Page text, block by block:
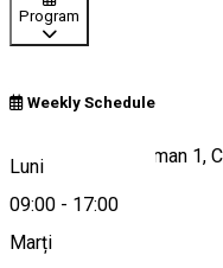
Program
Weekly Schedule
Luni
09:00 - 17:00
Marți
Strada Theodor Aman 1,
Hartă